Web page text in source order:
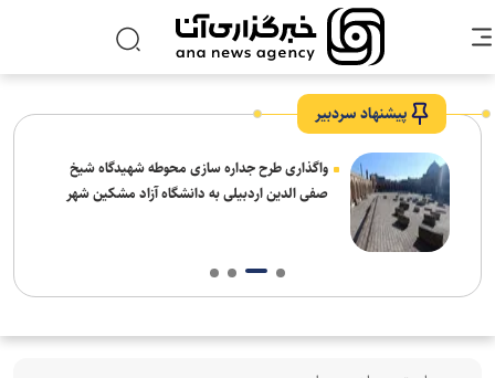
پیشنهاد سردبیر
واگذاری طرح جداره سازی محوطه شهیدگاه شیخ
صفی الدین اردبیلی به دانشگاه آزاد مشکین شهر